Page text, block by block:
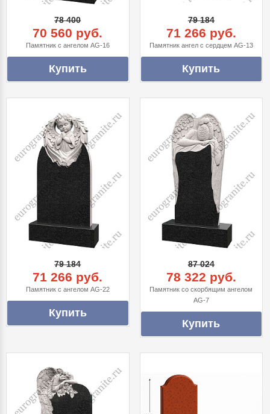
78 400
70 560 руб.
Памятник с ангелом AG-16
79 184
71 266 руб.
Памятник ангел с сердцем AG-13
79 184
71 266 руб.
Памятник с ангелом AG-22
87 024
78 322 руб.
Памятник со скорбящим ангелом
AG-7